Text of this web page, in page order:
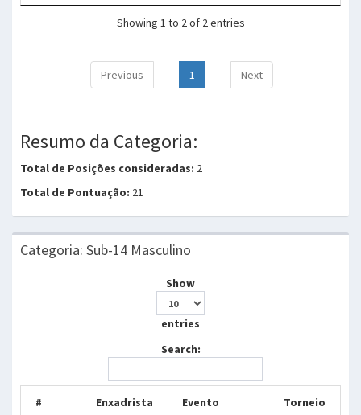
Showing 1 to 2 of 2 entries
Previous 1 Next
Resumo da Categoria:
Total de Posições consideradas: 2
Total de Pontuação: 21
Categoria: Sub-14 Masculino
Show
entries
Search:
# Enxadrista Evento Torneio